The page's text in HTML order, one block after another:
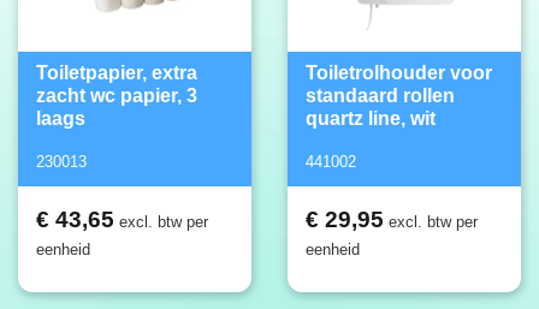
Toiletpapier, extra
zacht wc papier, 3
laags
230013
€ 43,65 excl. btw per
eenheid
Toiletrolhouder voor
standaard rollen
quartz line, wit
441002
€ 29,95 excl. btw per
eenheid